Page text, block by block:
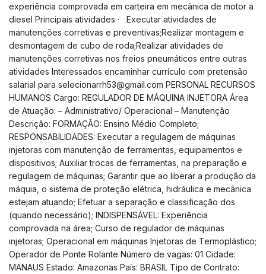
experiência comprovada em carteira em mecânica de motor a
diesel Principais atividades · Executar atividades de
manutenções corretivas e preventivas;Realizar montagem e
desmontagem de cubo de roda;Realizar atividades de
manutenções corretivas nos freios pneumáticos entre outras
atividades Interessados encaminhar currículo com pretensão
salarial para selecionarrh53@gmail.com PERSONAL RECURSOS
HUMANOS Cargo: REGULADOR DE MÁQUINA INJETORA Área
de Atuação: – Administrativo/ Operacional – Manutenção
Descrição: FORMAÇÃO: Ensino Médio Completo;
RESPONSABILIDADES: Executar a regulagem de máquinas
injetoras com manutenção de ferramentas, equipamentos e
dispositivos; Auxiliar trocas de ferramentas, na preparação e
regulagem de máquinas; Garantir que ao liberar a produção da
máquia, o sistema de proteção elétrica, hidráulica e mecânica
estejam atuando; Efetuar a separação e classificação dos
(quando necessário); INDISPENSÁVEL: Experiência
comprovada na área; Curso de regulador de máquinas
injetoras; Operacional em máquinas Injetoras de Termoplástico;
Operador de Ponte Rolante Número de vagas: 01 Cidade:
MANAUS Estado: Amazonas País: BRASIL Tipo de Contrato: